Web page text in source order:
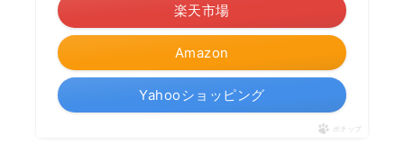
Amazon
楽天市場
Yahooショッピング
ポチップ